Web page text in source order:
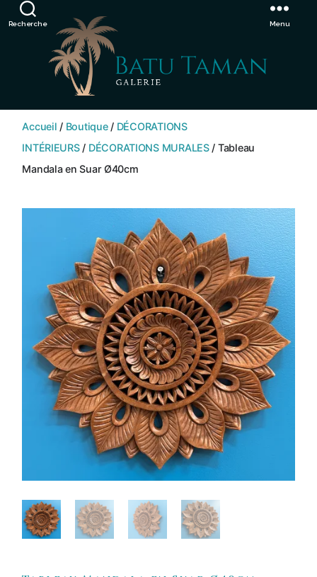
Showroom de Bali, décorations extérieurs et intérieurs Ignorer
Recherche
TAMAN
Menu
Accueil / Boutique/ DÉCORATIONS
INTÉRIEURS/ DÉCORATIONS MURALES/ Tableau
Mandala en Suar Ø40cm